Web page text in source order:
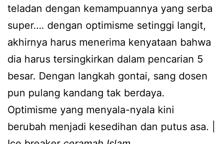
teladan dengan kemampuannya yang serba
super…. dengan optimisme setinggi langit,
akhirnya harus menerima kenyataan bahwa
dia harus tersingkirkan dalam pencarian 5
besar. Dengan langkah gontai, sang dosen
pun pulang kandang tak berdaya.
Optimisme yang menyala-nyala kini
berubah menjadi kesedihan dan putus asa. |